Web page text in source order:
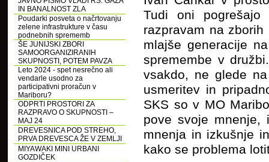
IN BANALNOST ZLA
Poudarki posveta o načrtovanju
zelene infrastrukture v času
podnebnih sprememb
ŠE JUNIJSKI ZBORI
SAMOORGANIZIRANIH
SKUPNOSTI, POTEM PAVZA
Leto 2024 - spet nesrečno ali
vendarle usodno za
participativni proračun v
Mariboru?
ODPRTI PROSTORI ZA
RAZPRAVO O SKUPNOSTI –
MAJ 24
DREVESNICA POD STREHO,
PRVA DREVESCA ŽE V ZEMLJI
MIYAWAKI MINI URBANI
GOZDIČEK
Tudi oni
razpravam na
mlajše generacije
spremembe v
vsakdo, ne glede
usmeritev in
SKS so v MO
pove svoje mnenje,
mnenja in izkušnje
kako se problema